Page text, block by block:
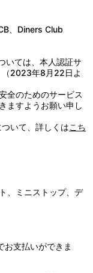
でください。
いようにご注意く
かない所に保管して
使用しないでくださ
てプリントが剥が
ご注意ください。
、Diners Club
いては、本人認証サ
（2023年8月22日よ
全のためのサービス
ますようお願い申し
いて、詳しくはこち
、ミニストップ、デ
お支払いができま